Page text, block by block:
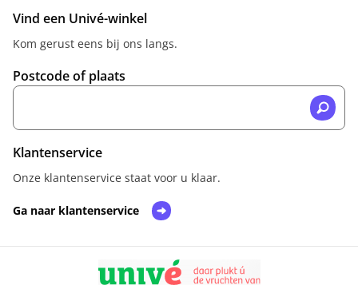
Vind een Univé-winkel
Kom gerust eens bij ons langs.
Postcode of plaats
Klantenservice
Onze klantenservice staat voor u klaar.
Ga naar klantenservice